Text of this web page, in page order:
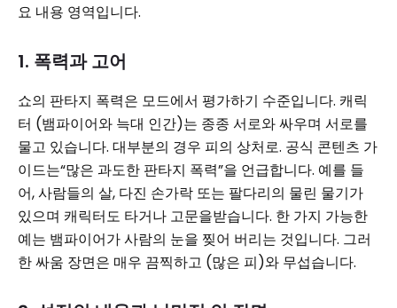
요 내용 영역입니다.
1. 폭력과 고어
쇼의 판타지 폭력은 모드에서 평가하기 수준입니다. 캐릭
터 (뱀파이어와 늑대 인간)는 종종 서로와 싸우며 서로를
물고 있습니다. 대부분의 경우 피의 상처로. 공식 콘텐츠 가
이드는“많은 과도한 판타지 폭력”을 언급합니다. 예를 들
어, 사람들의 살, 다진 손가락 또는 팔다리의 물린 물기가
있으며 캐릭터도 타거나 고문을받습니다. 한 가지 가능한
예는 뱀파이어가 사람의 눈을 찢어 버리는 것입니다. 그러
한 싸움 장면은 매우 끔찍하고 (많은 피)와 무섭습니다.